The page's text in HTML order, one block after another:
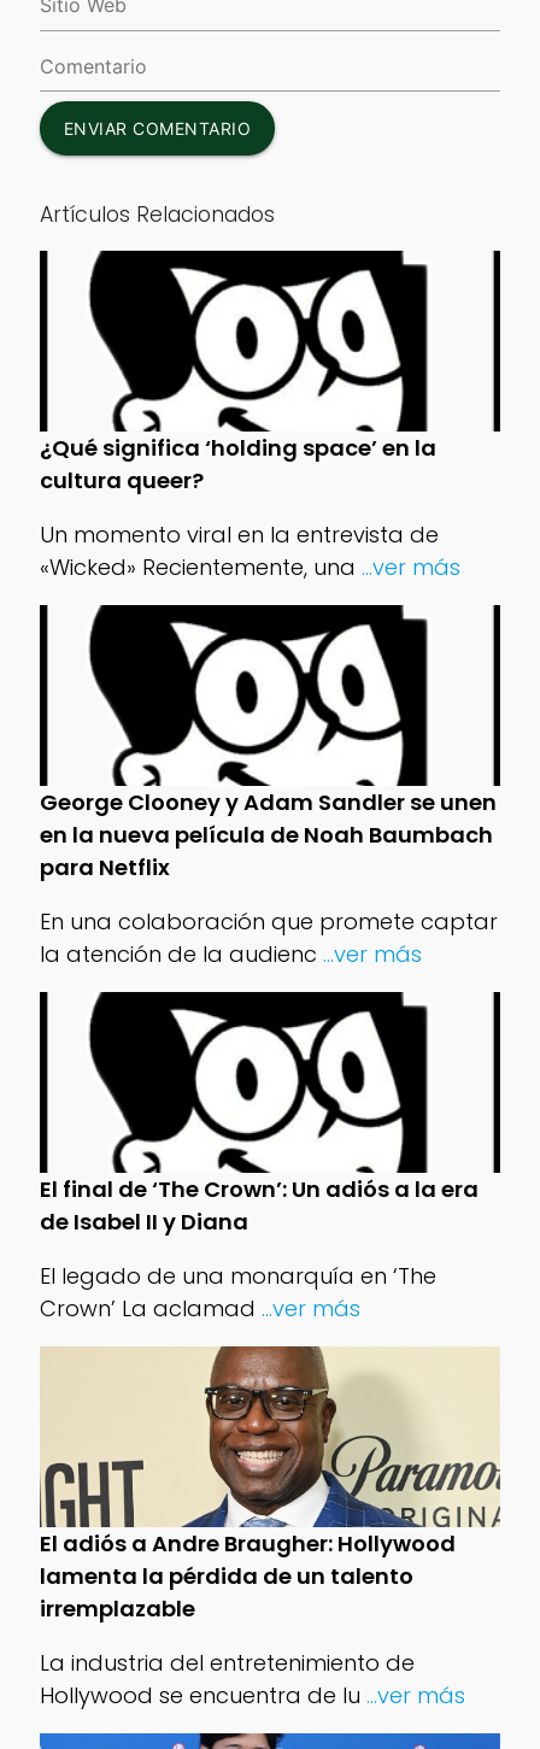
ENVIAR COMENTARIO
Artículos Relacionados
¿Qué significa ‘holding space’ en la
cultura queer?
Un momento viral en la entrevista de
«Wicked» Recientemente, una ...ver más
George Clooney y Adam Sandler se unen
en la nueva película de Noah Baumbach
para Netflix
En una colaboración que promete captar
la atención de la audienc ...ver más
El final de ‘The Crown’: Un adiós a la era
de Isabel II y Diana
El legado de una monarquía en ‘The
Crown’ La aclamad ...ver más
El adiós a Andre Braugher: Hollywood
lamenta la pérdida de un talento
irremplazable
La industria del entretenimiento de
Hollywood se encuentra de lu ...ver más